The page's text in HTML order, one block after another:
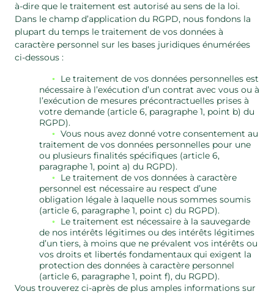
à-dire que le traitement est autorisé au sens de la loi.
Dans le champ d’application du RGPD, nous fondons la
plupart du temps le traitement de vos données à
caractère personnel sur les bases juridiques énumérées
ci-dessous :
Le traitement de vos données personnelles est
nécessaire à l’exécution d’un contrat avec vous ou à
l’exécution de mesures précontractuelles prises à
votre demande (article 6, paragraphe 1, point b) du
RGPD).
Vous nous avez donné votre consentement au
traitement de vos données personnelles pour une
ou plusieurs finalités spécifiques (article 6,
paragraphe 1, point a) du RGPD).
Le traitement de vos données à caractère
personnel est nécessaire au respect d’une
obligation légale à laquelle nous sommes soumis
(article 6, paragraphe 1, point c) du RGPD).
Le traitement est nécessaire à la sauvegarde
de nos intérêts légitimes ou des intérêts légitimes
d’un tiers, à moins que ne prévalent vos intérêts ou
vos droits et libertés fondamentaux qui exigent la
protection des données à caractère personnel
(article 6, paragraphe 1, point f), du RGPD).
Vous trouverez ci-après de plus amples informations sur